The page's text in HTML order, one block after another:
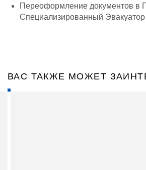
Переоформление документов в
Специализированный Эвакуатор
ВАС ТАКЖЕ МОЖЕТ